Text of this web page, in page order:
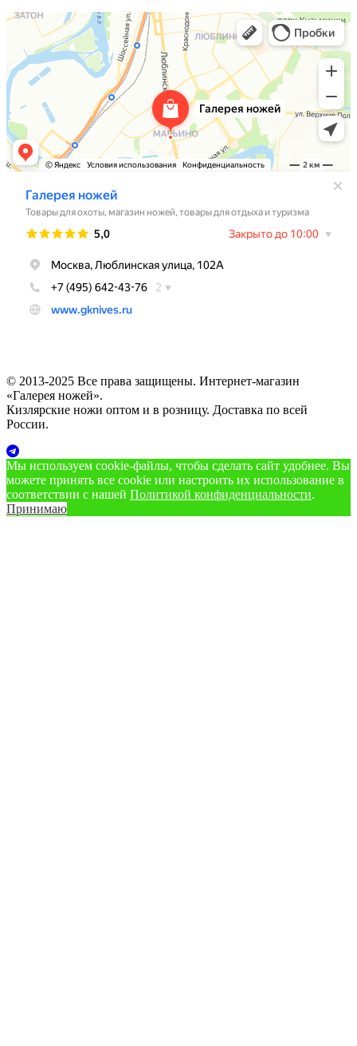
© 2013-2025 Все права защищены. Интернет-магазин
«Галерея ножей».
Кизлярские ножи оптом и в розницу. Доставка по всей
России.
Мы используем cookie‑файлы, чтобы сделать сайт удобнее. Вы
можете принять все cookie или настроить их использование в
соответствии с нашей Политикой конфиденциальности.
Принимаю